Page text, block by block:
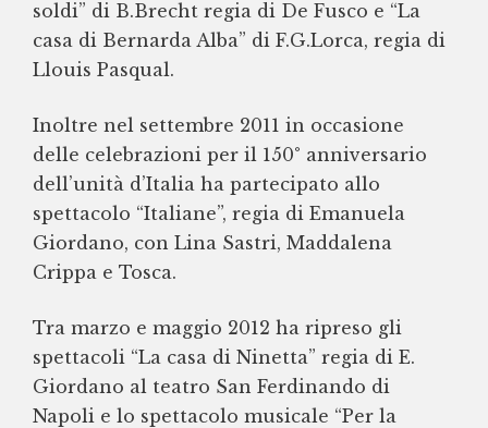
soldi” di B.Brecht regia di De Fusco e “La
casa di Bernarda Alba” di F.G.Lorca, regia di
Llouis Pasqual.
Inoltre nel settembre 2011 in occasione
delle celebrazioni per il 150° anniversario
dell’unità d’Italia ha partecipato allo
spettacolo “Italiane”, regia di Emanuela
Giordano, con Lina Sastri, Maddalena
Crippa e Tosca.
Tra marzo e maggio 2012 ha ripreso gli
spettacoli “La casa di Ninetta” regia di E.
Giordano al teatro San Ferdinando di
Napoli e lo spettacolo musicale “Per la